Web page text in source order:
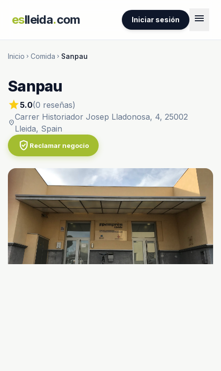
eslleida.com Iniciar sesión menu
Inicio chevron_right Comida chevron_right Sanpau
Sanpau
star5.0(0 reseñas)
location_on
Carrer Historiador Josep Lladonosa, 4, 25002
Lleida, Spain
verified_user Reclamar negocio